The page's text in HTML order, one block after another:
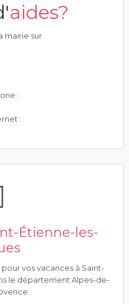
aides?
mairie sur
:
:
Étienne-les-
vos vacances à Saint-
le département Alpes-de-